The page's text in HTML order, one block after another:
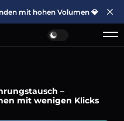
mit hohen Volumen 💎
–
mit wenigen Klicks